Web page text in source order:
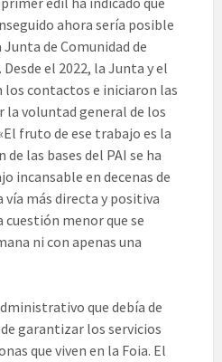
ahora sería posible
de Comunidad de
el 2022, la Junta y el
contactos e iniciaron las
la voluntad general de los
fruto de ese trabajo es la
las bases del PAI se ha
incansable en decenas de
vía más directa y positiva
cuestión menor que se
ni con apenas una
que debía de
garantizar los servicios
que viven en la Foia. El